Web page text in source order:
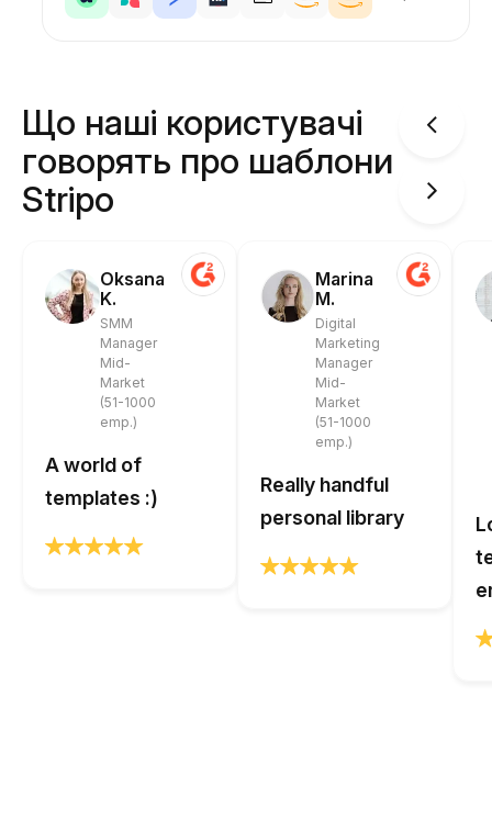
Що наші користувачі
говорять про шаблони
Stripo
Oksana
K.
SMM
Manager
Mid-
Market
(51-1000
emp.)
A world of
templates :)
Marina
M.
Digital
Marketing
Manager
Mid-
Market
(51-1000
emp.)
Really handful
personal library